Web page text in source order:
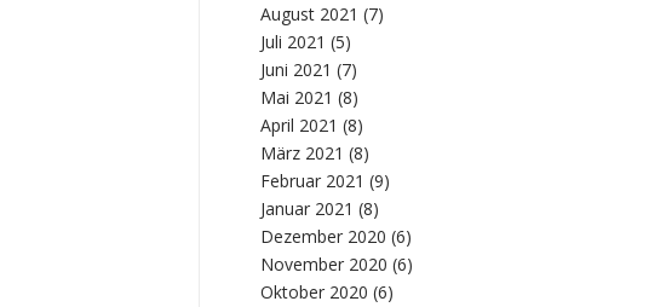
August 2021 (7)
Juli 2021 (5)
Juni 2021 (7)
Mai 2021 (8)
April 2021 (8)
März 2021 (8)
Februar 2021 (9)
Januar 2021 (8)
Dezember 2020 (6)
November 2020 (6)
Oktober 2020 (6)